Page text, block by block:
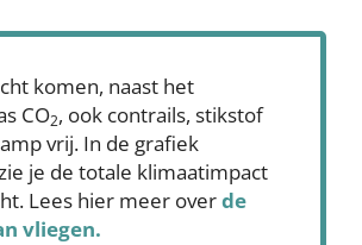
komen, naast het
CO2, ook contrails, stikstof
vrij. In de grafiek
je de totale klimaatimpact
Lees hier meer overde
vliegen.